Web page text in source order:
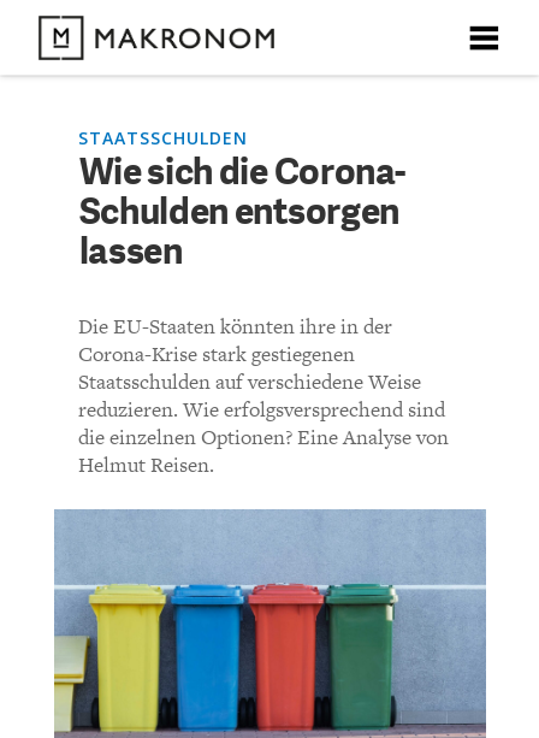
X
DEBATTEN
ARTIKEL
THEMEN
NEWSLETTER
ÜBER UNS
ABO/LOGIN
X
neuesten Beiträge.
X
X
STAATSSCHULDEN
Wie sich die Corona-
Schulden entsorgen
lassen
Die EU-Staaten könnten ihre in der
Corona-Krise stark gestiegenen
Staatsschulden auf verschiedene Weise
reduzieren. Wie erfolgsversprechend sind
die einzelnen Optionen? Eine Analyse von
Helmut Reisen.
X
KOMMENTARE ZU
Wie sich die Corona-
Schulden entsorgen
KOMMENTIEREN (VIA EMAIL)
Richtlinien